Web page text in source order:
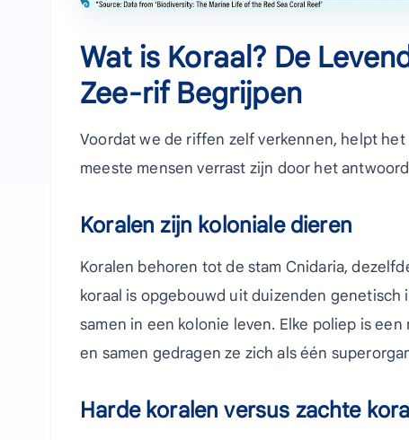
Wat is Koraal? De
Zee-rif Begrijpen
Voordat we de riffen zelf verkennen, helpt
meeste mensen verrast zijn door het
Koralen zijn koloniale dieren
Koralen behoren tot de stam Cnidaria,
koraal is opgebouwd uit duizenden genetisch
samen in een kolonie leven. Elke poliep is
en samen gedragen ze zich als één
Harde koralen versus zachte